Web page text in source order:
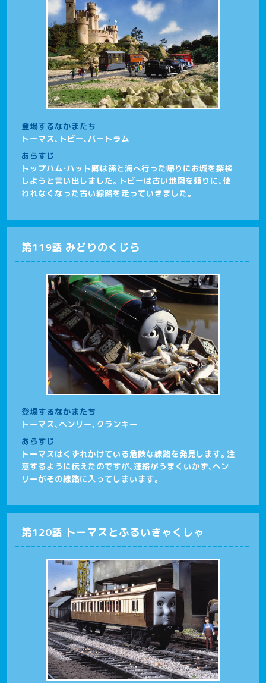
登場するなかまたち
トーマス、トビー、バートラム
あらすじ
トップハム・ハット卿は孫と海へ行った帰りにお城を探検
しようと言い出しました。トビーは古い地図を頼りに、使
われなくなった古い線路を走っていきました。
第119話 みどりのくじら
登場するなかまたち
トーマス、ヘンリー、クランキー
あらすじ
トーマスはくずれかけている危険な線路を発見します。注
意するように伝えたのですが、連絡がうまくいかず、ヘン
リーがその線路に入ってしまいます。
第120話 トーマスとふるいきゃくしゃ